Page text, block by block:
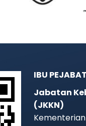
IBU
Jabatan
(JKKN)